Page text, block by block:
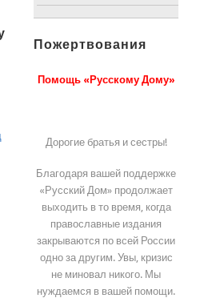
Пожертвования
Помощь «Русскому Дому»
Дорогие братья и сестры!
Благодаря вашей поддержке
«Русский Дом» продолжает
выходить в то время, когда
православные издания
закрываются по всей России
одно за другим. Увы, кризис
не миновал никого. Мы
нуждаемся в вашей помощи.